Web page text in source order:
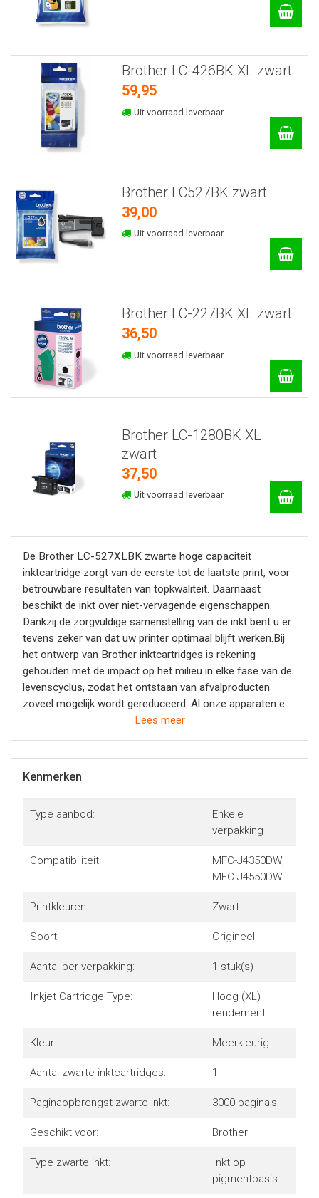
Brother LC-426BK XL zwart
59,95
Uit voorraad leverbaar
Brother LC527BK zwart
39,00
Uit voorraad leverbaar
Brother LC-227BK XL zwart
36,50
Uit voorraad leverbaar
Brother LC-1280BK XL
zwart
37,50
Uit voorraad leverbaar
De Brother LC-527XLBK zwarte hoge capaciteit
inktcartridge zorgt van de eerste tot de laatste print, voor
betrouwbare resultaten van topkwaliteit. Daarnaast
beschikt de inkt over niet-vervagende eigenschappen.
Dankzij de zorgvuldige samenstelling van de inkt bent u er
tevens zeker van dat uw printer optimaal blijft werken.Bij
het ontwerp van Brother inktcartridges is rekening
gehouden met de impact op het milieu in elke fase van de
levenscyclus, zodat het ontstaan van afvalproducten
zoveel mogelijk wordt gereduceerd. Al onze apparaten en
cartridges zijn geproduceerd op een manier die zo min
waard
Lees meer
Kenmerken
Type aanbod:
Enkele
verpakking
Compatibiliteit:
MFC-J4350DW,
MFC-J4550DW
Printkleuren: Zwart
Soort: Origineel
Aantal per verpakking: 1 stuk(s)
Inkjet Cartridge Type:
Hoog (XL)
rendement
Kleur: Meerkleurig
Aantal zwarte inktcartridges: 1
Paginaopbrengst zwarte inkt: 3000 pagina's
Geschikt voor: Brother
Type zwarte inkt:
Inkt op
pigmentbasis